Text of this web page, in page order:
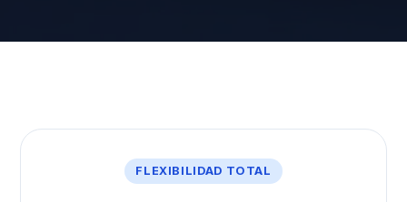
FLEXIBILIDAD TOTAL